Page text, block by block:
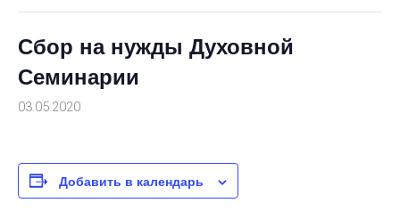
Сбор на нужды Духовной
Семинарии
03.05.2020
Добавить в календарь